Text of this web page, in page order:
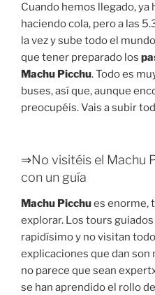
Cuando hemos llegado,
haciendo cola, pero a las
la vez y sube todo el
que tener preparado los
Machu Picchu. Todo es
buses, así que, aunque
preocupéis. Vais a subir
⇒No visitéis el Machu
con un guía
Machu Picchues enorme,
explorar. Los tours
rapidísimo y no visitan
explicaciones que dan
no parece que sean
se han aprendido el rollo